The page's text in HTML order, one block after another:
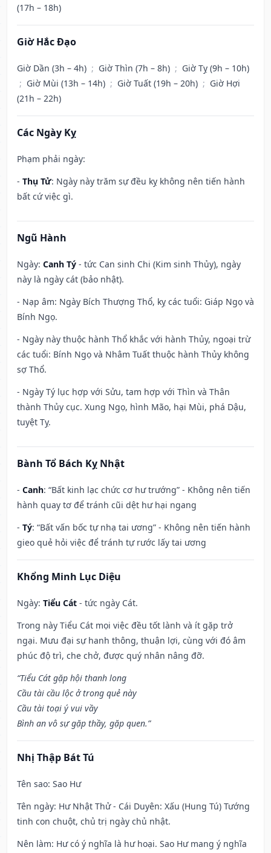
(17h – 18h)
Giờ Hắc Đạo
Giờ Dần (3h – 4h) ; Giờ Thìn (7h – 8h) ; Giờ Tỵ (9h – 10h)
; Giờ Mùi (13h – 14h) ; Giờ Tuất (19h – 20h) ; Giờ Hợi
(21h – 22h)
Các Ngày Kỵ
Phạm phải ngày:
- Thụ Tử: Ngày này trăm sự đều kỵ không nên tiến hành
bất cứ việc gì.
Ngũ Hành
Ngày: Canh Tý - tức Can sinh Chi (Kim sinh Thủy), ngày
này là ngày cát (bảo nhật).
- Nạp âm: Ngày Bích Thượng Thổ, kỵ các tuổi: Giáp Ngọ và
Bính Ngọ.
- Ngày này thuộc hành Thổ khắc với hành Thủy, ngoại trừ
các tuổi: Bính Ngọ và Nhâm Tuất thuộc hành Thủy không
sợ Thổ.
- Ngày Tý lục hợp với Sửu, tam hợp với Thìn và Thân
thành Thủy cục. Xung Ngọ, hình Mão, hại Mùi, phá Dậu,
tuyệt Tỵ.
Bành Tổ Bách Kỵ Nhật
- Canh: “Bất kinh lạc chức cơ hư trướng” - Không nên tiến
hành quay tơ để tránh cũi dệt hư hại ngang
- Tý: “Bất vấn bốc tự nhạ tai ương” - Không nên tiến hành
gieo quẻ hỏi việc để tránh tự rước lấy tai ương
Khổng Minh Lục Diệu
Ngày: Tiểu Cát - tức ngày Cát.
Trong này Tiểu Cát mọi việc đều tốt lành và ít gặp trở
ngại. Mưu đại sự hanh thông, thuận lợi, cùng với đó âm
phúc độ trì, che chở, được quý nhân nâng đỡ.
“Tiểu Cát gặp hội thanh long
Cầu tài cầu lộc ở trong quẻ này
Cầu tài toại ý vui vầy
Bình an vô sự gặp thầy, gặp quen.”
Nhị Thập Bát Tú
Tên sao: Sao Hư
Tên ngày: Hư Nhật Thử - Cái Duyên: Xấu (Hung Tú) Tướng
tinh con chuột, chủ trị ngày chủ nhật.
Nên làm: Hư có ý nghĩa là hư hoại. Sao Hư mang ý nghĩa